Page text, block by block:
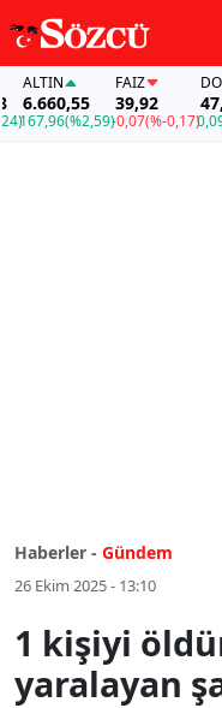
ALTIN
6.660,55
(%2,59)
FAİZ
39,92
-0,07(%-0,17)
47,71
0,09
Haberler - Gündem
26 Ekim 2025 - 13:10
1 kişiyi
yaralayan